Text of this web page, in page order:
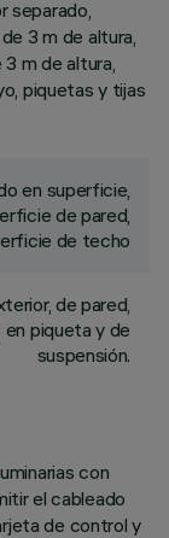
separado,
3 m de altura,
m de altura,
piquetas y tijas
en superficie,
de pared,
de techo
de pared,
piqueta y de
suspensión.
con
el cableado
de control y